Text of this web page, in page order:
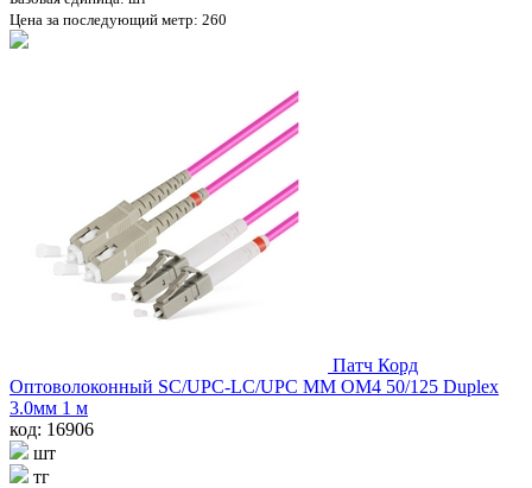
Цена за последующий метр: 260
Патч Корд
Оптоволоконный SC/UPC-LC/UPC MM OM4 50/125 Duplex
3.0мм 1 м
код: 16906
шт
тг